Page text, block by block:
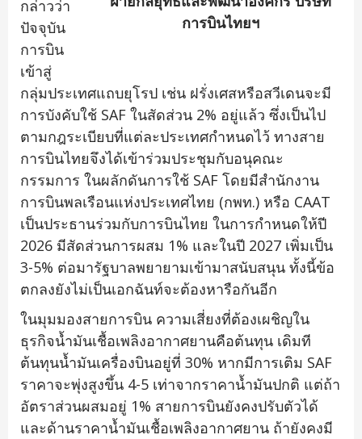
การบินไทยฯ
กล่าวว่า
ปัจจุบัน
การบิน
เข้าสู่
กลุ่มประเทศแถบยุโรป เช่น ฝรั่งเศสหรือสวีเดนจะมี
การบังคับใช้ SAF ในสัดส่วน 2% อยู่แล้ว ซึ่งเป็นไป
ตามกฎระเบียบที่แต่ละประเทศกำหนดไว้ ทางสาย
การบินไทยจึงได้เข้าร่วมประชุมกับอนุคณะ
กรรมการ ในผลักดันการใช้ SAF โดยมีสำนักงาน
การบินพลเรือนแห่งประเทศไทย (กพท.) หรือ CAAT
เป็นประธานร่วมกับการบินไทย ในการกำหนดให้ปี
2026 มีสัดส่วนการผสม 1% และในปี 2027 เพิ่มเป็น
3-5% ต่อมารัฐบาลพยายามเข้ามาสนับสนุน ทั้งนี้ข้อ
ตกลงยังไม่เป็นเอกฉันท์จะต้องหารือกันอีก
ในมุมมองสายการบิน ความเสี่ยงที่ต้องเผชิญใน
ธุรกิจน้ำมันเชื้อเพลิงอากาศยานคือต้นทุน เดิมที
ต้นทุนน้ำมันเครื่องบินอยู่ที่ 30% หากมีการเติม SAF
ราคาจะพุ่งสูงขึ้น 4-5 เท่าจากราคาน้ำมันปกติ แต่ถ้า
อัตราส่วนผสมอยู่ 1% สายการบินยังคงปรับตัวได้
และด้านราคาน้ำมันเชื้อเพลิงอากาศยาน ถ้ายังคงมี